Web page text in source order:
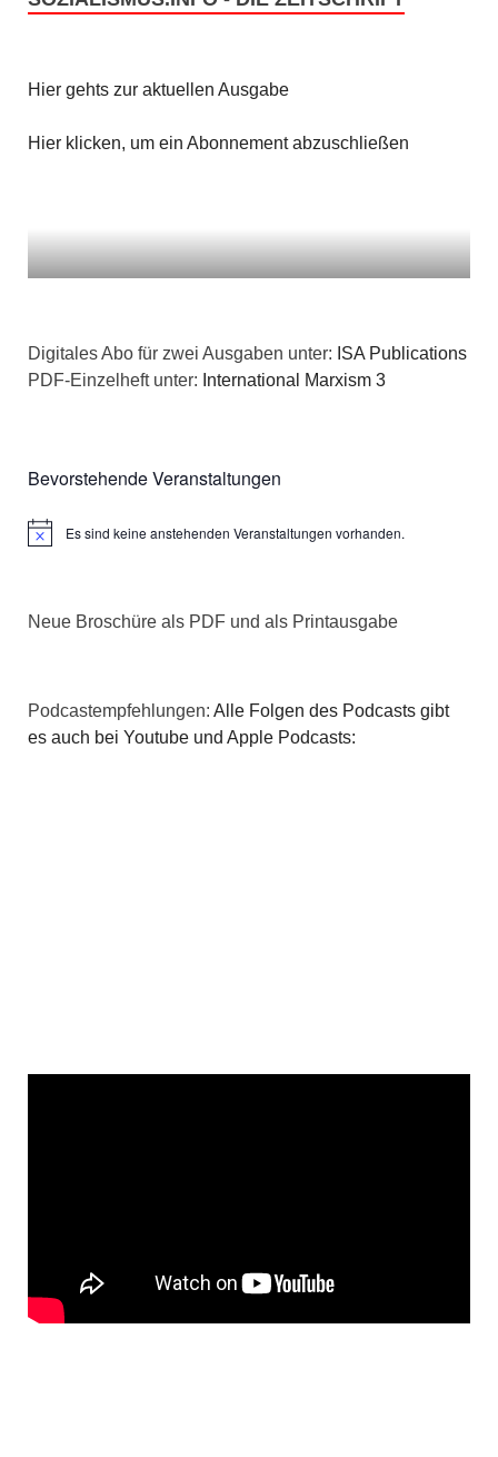
Hier gehts zur aktuellen Ausgabe
Hier klicken, um ein Abonnement abzuschließen
Digitales Abo für zwei Ausgaben unter: ISA Publications
PDF-Einzelheft unter: International Marxism 3
Bevorstehende Veranstaltungen
HinweisEs sind keine anstehenden Veranstaltungen vorhanden.
Neue Broschüre als PDF und als Printausgabe
Podcastempfehlungen: Alle Folgen des Podcasts gibt
es auch bei Youtube und Apple Podcasts: